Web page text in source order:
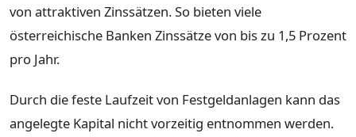
von attraktiven Zinssätzen. So bieten viele
österreichische Banken Zinssätze von bis zu 1,5 Prozent
pro Jahr.
Durch die feste Laufzeit von Festgeldanlagen kann das
angelegte Kapital nicht vorzeitig entnommen werden.